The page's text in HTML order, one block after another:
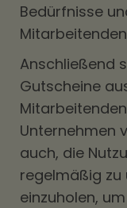
Bedürfnisse
Anschließend
Gutscheine
Unternehmen
auch, die
regelmäßig zu
einzuholen,